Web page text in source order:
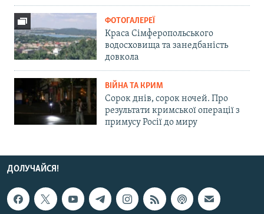
ФОТОГАЛЕРЕЇ
Краса Сімферопольського
водосховища та занедбаність
довкола
ВІЙНА ТА КРИМ
Сорок днів, сорок ночей. Про
результати кримської операції з
примусу Росії до миру
ДОЛУЧАЙСЯ!